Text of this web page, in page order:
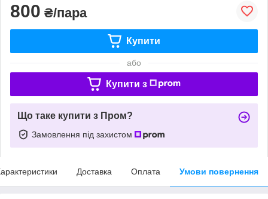
800 ₴/пара
Купити
або
Купити з
Що таке купити з Пром?
Замовлення під захистом
Доставка Оплата Умови повернення